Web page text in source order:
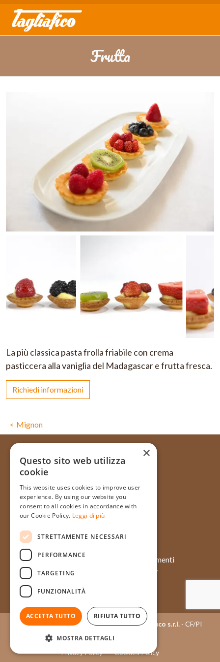
Frutta
La più classica pasta frolla friabile con crema
pasticcera alla vaniglia del Madagascar e frutta fresca.
Richiedi informazioni
Mignon
Via Galata, 31R - 16121 Genova
+39 010 565714
+39 348 1754128
info@pasticceriatagliafico.it
Chi siamo
Prodotti
Momenti
Contatti
Approfondimenti
Case history
Copyright © 2015 - 2026Pasticceria Tagliafico s.r.l. - CF/PI
03404050100
Privacy Policy Cookies Policy
×
Questo sito web utilizza
cookie
This website uses cookies to improve user
experience. By using our website you
consent to all cookies in accordance with
our Cookie Policy. Leggi di più
STRETTAMENTE NECESSARI
PERFORMANCE
TARGETING
FUNZIONALITÀ
ACCETTA TUTTO RIFIUTA TUTTO
MOSTRA DETTAGLI